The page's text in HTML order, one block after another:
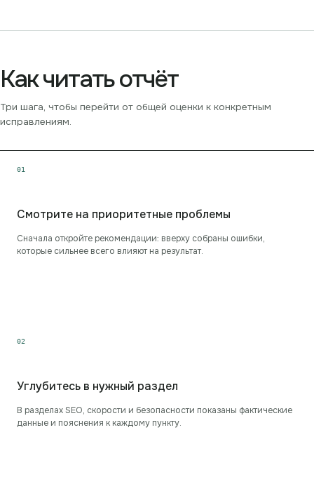
Как читать отчёт
Три шага, чтобы перейти от общей оценки к конкретным
исправлениям.
01
Смотрите на приоритетные проблемы
Сначала откройте рекомендации: вверху собраны ошибки,
которые сильнее всего влияют на результат.
02
Углубитесь в нужный раздел
В разделах SEO, скорости и безопасности показаны фактические
данные и пояснения к каждому пункту.